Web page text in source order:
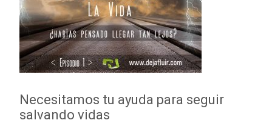
Necesitamos tu ayuda para seguir
salvando vidas